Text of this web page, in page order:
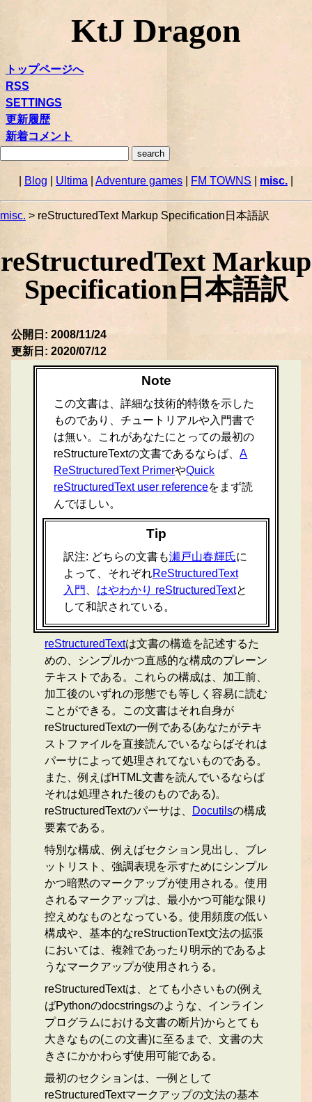
KtJ Dragon
トップページへ
RSS
SETTINGS
更新履歴
新着コメント
Blog Ultima| Adventure games FM TOWNS misc.
misc. > reStructuredText Markup Specification日本語訳
reStructuredText Markup
Specification日本語訳
公開日: 2008/11/24
更新日: 2020/07/12
Note
この文書は、詳細な技術的特徴を示した
ものであり、チュートリアルや入門書で
は無い。これがあなたにとっての最初の
reStructureTextの文書であるならば、A
ReStructuredText PrimerやQuick
reStructuredText user referenceをまず読
んでほしい。
Tip
訳注: どちらの文書も瀬戸山春輝氏に
よって、それぞれReStructuredText
入門
はやわかり reStructuredTextと
して和訳されている。
reStructuredTextは文書の構造を記述するた
めの、シンプルかつ直感的な構成のプレーン
テキストである。これらの構成は、加工前、
加工後のいずれの形態でも等しく容易に読む
ことができる。この文書はそれ自身が
reStructuredTextの一例である(あなたがテキ
ストファイルを直接読んでいるならばそれは
パーサによって処理されてないものである。
また、例えばHTML文書を読んでいるならば
それは処理された後のものである)。
reStructuredTextのパーサは、
Docutilsの構成
要素である。
特別な構成、例えばセクション見出し、ブレ
ットリスト、強調表現を示すためにシンプル
かつ暗黙のマークアップが使用される。使用
されるマークアップは、最小かつ可能な限り
控えめなものとなっている。使用頻度の低い
構成や、基本的なreStructionText文法の拡張
においては、複雑であったり明示的であるよ
うなマークアップが使用されうる。
reStructuredTextは、とても小さいもの(例え
ばPythonのdocstringsのような、インライン
プログラムにおける文書の断片)からとても
大きなもの(この文書)に至るまで、文書の大
きさにかかわらず使用可能である。
最初のセクションは、一例として
reStructuredTextマークアップの文法の基本